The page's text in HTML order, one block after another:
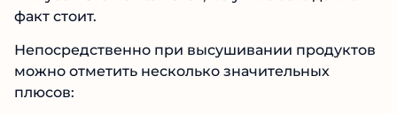
факт стоит.
Непосредственно при высушивании продуктов
можно отметить несколько значительных
плюсов: